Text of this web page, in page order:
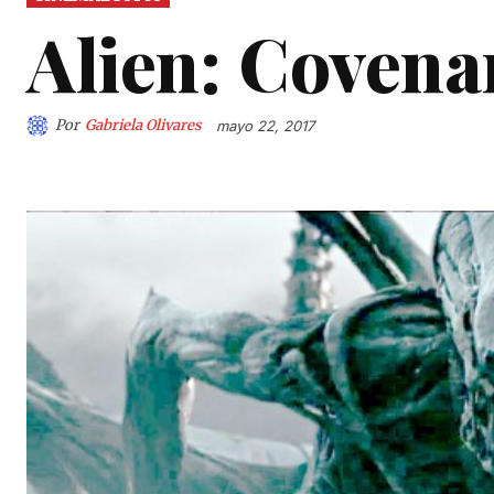
Alien:
Por Gabriela Olivares mayo 22, 2017